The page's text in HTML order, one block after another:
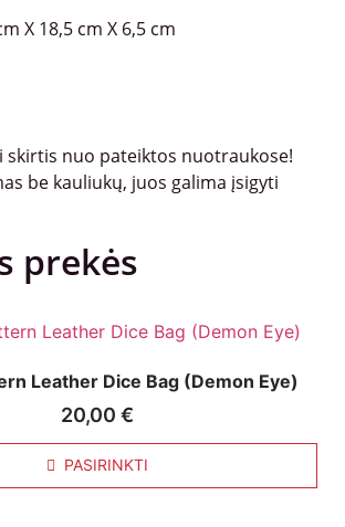
X 18,5 cm X 6,5 cm
skirtis nuo pateiktos nuotraukose!
be kauliukų, juos galima įsigyti
prekės
Leather Dice Bag (Demon Eye)
20,00 €
PASIRINKTI